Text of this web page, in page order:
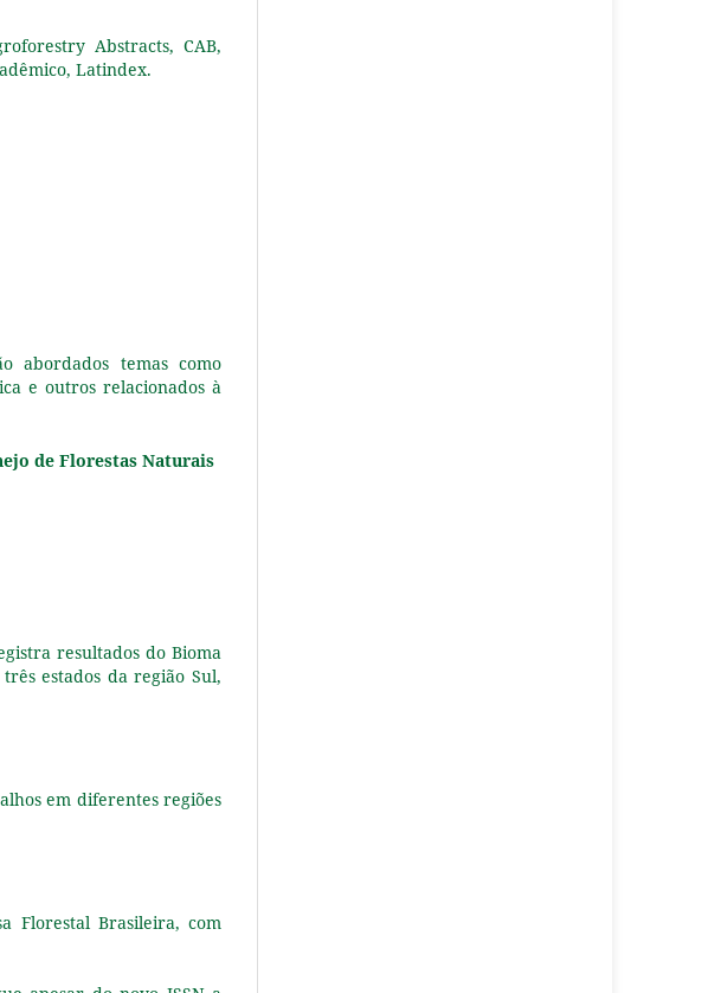
Abstracts, CAB,
Latindex.
abordados temas como
e outros relacionados à
de Florestas Naturais
resultados do Bioma
estados da região Sul,
em diferentes regiões
Florestal Brasileira, com